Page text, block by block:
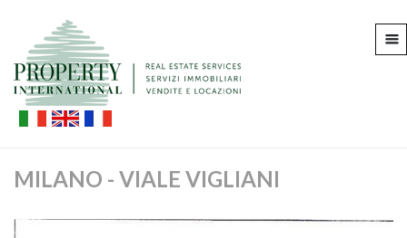
MILANO - VIALE VIGLIANI